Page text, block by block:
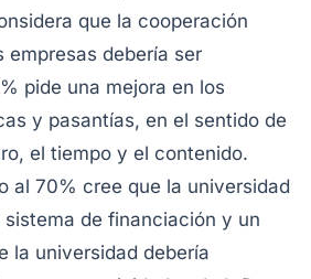
que la cooperación
debería ser
pide una mejora en los
y pasantías, en el sentido de
el tiempo y el contenido.
al 70% cree que la universidad
de financiación y un
la universidad debería